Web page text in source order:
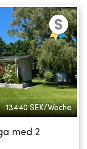
13440 SEK/Woche
med 2